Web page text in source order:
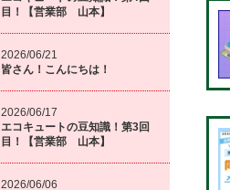
目！【営業部 山本】
2026/06/21
皆さん！こんにちは！
2026/06/17
エコキュートの豆知識！第3回
目！【営業部 山本】
2026/06/06